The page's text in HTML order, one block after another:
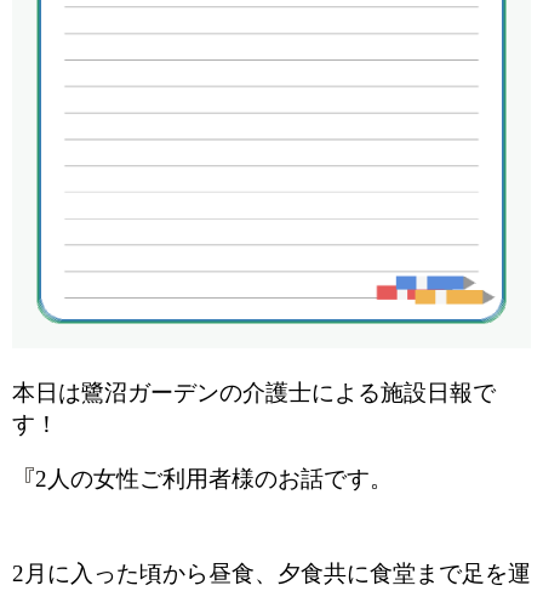
本日は鷺沼ガーデンの介護士による施設日報で
す！
『2人の女性ご利用者様のお話です。
2月に入った頃から昼食、夕食共に食堂まで足を運